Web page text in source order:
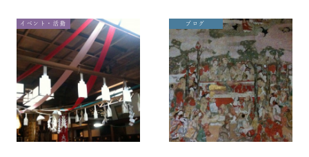
イベント・活動 ブログ